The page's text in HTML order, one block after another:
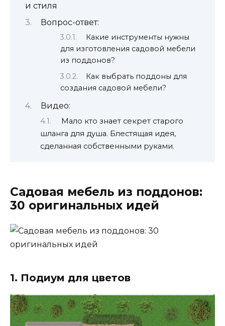
и стиля
Вопрос-ответ:
Какие инструменты нужны
для изготовления садовой мебели
из поддонов?
Как выбрать поддоны для
создания садовой мебели?
Видео:
Мало кто знает секрет старого
шланга для душа. Блестящая идея,
сделанная собственными руками.
Садовая мебель из поддонов:
30 оригинальных идей
1. Подиум для цветов